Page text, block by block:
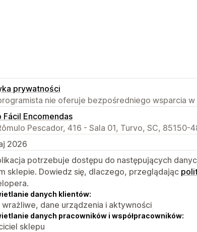
prywatności
nie oferuje bezpośredniego wsparcia w
Fácil Encomendas
Pescador, 416 - Sala 01, Turvo, SC, 85150-
2026
potrzebuje dostępu do następujących
sklepie. Dowiedz się, dlaczego, przeglądając
danych klientów:
wrażliwe, dane urządzenia i aktywności
danych pracowników i współpracowników:
sklepu